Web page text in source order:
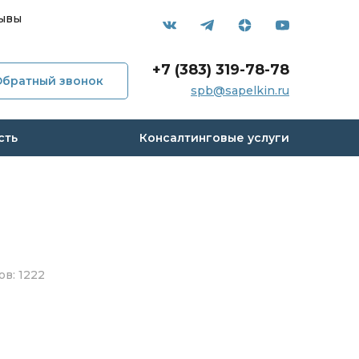
звонок
+7 (383) 319-78-78
spb@sapelkin.ru
Консалтинговые услуги
1222